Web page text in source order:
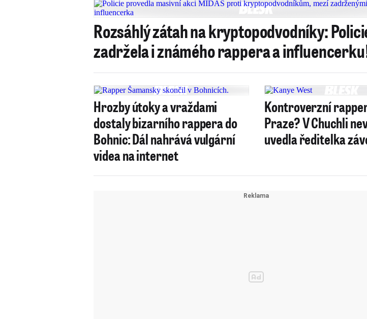
Rozsáhlý zátah na kryptopodvodníky:
zadržela i známého rappera a
Hrozby útoky a vraždami
dostaly bizarního rappera do
Bohnic: Dál nahrává vulgární
videa na internet
Kontroverzní
Praze? V Chuchli
uvedla ředitelka